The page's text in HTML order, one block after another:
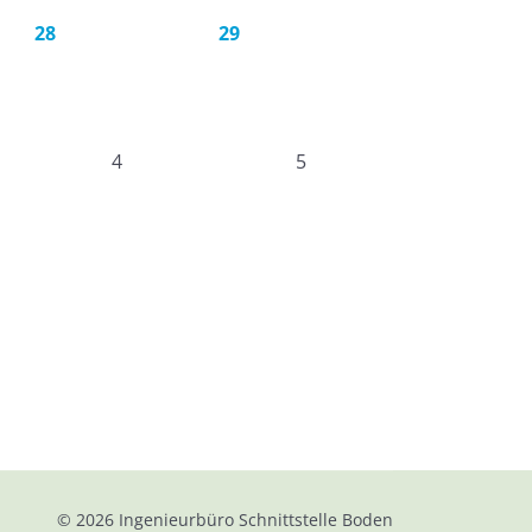
28 29
4 5
© 2026 Ingenieurbüro Schnittstelle Boden